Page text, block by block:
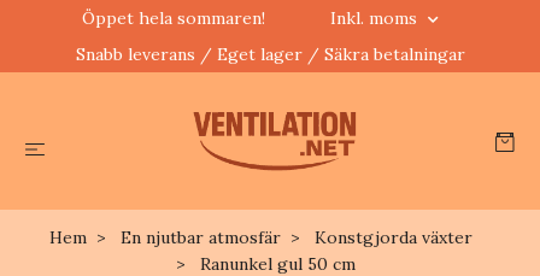
Öppet hela sommaren!
Inkl. moms
Snabb leverans / Eget lager / Säkra betalningar
Hem En njutbar atmosfär
Konstgjorda växter
Ranunkel gul 50 cm